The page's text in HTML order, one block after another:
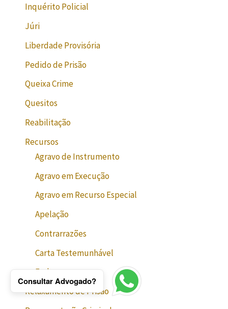
Inquérito Policial
Júri
Liberdade Provisória
Pedido de Prisão
Queixa Crime
Quesitos
Reabilitação
Recursos
Agravo de Instrumento
Agravo em Execução
Agravo em Recurso Especial
Apelação
Contrarrazões
Carta Testemunhável
Embargos
Relaxamento de Prisão
Consultar Advogado?